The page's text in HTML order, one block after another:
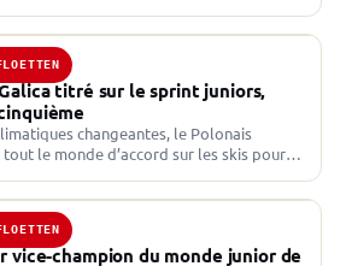
CUP
titré sur le sprint juniors,
changeantes, le Polonais
le monde d’accord sur les skis pour
CUP
vice-champion du monde junior de